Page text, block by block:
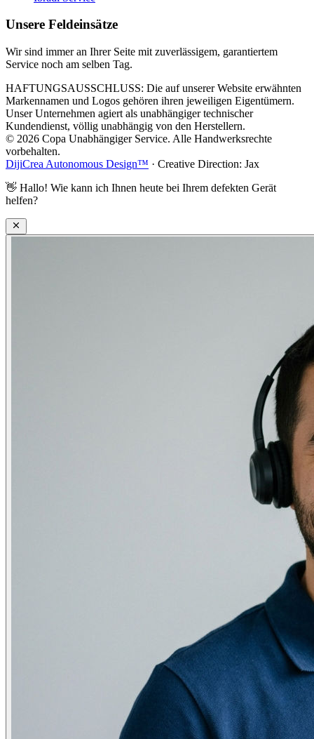
Unsere Feldeinsätze
Wir sind immer an Ihrer Seite mit zuverlässigem, garantiertem
Service noch am selben Tag.
HAFTUNGSAUSSCHLUSS: Die auf unserer Website erwähnten
Markennamen und Logos gehören ihren jeweiligen Eigentümern.
Unser Unternehmen agiert als unabhängiger technischer
Kundendienst, völlig unabhängig von den Herstellern.
© 2026 Copa Unabhängiger Service. Alle Handwerksrechte
vorbehalten.
DijiCrea Autonomous Design™ · Creative Direction: Jax
👋 Hallo! Wie kann ich Ihnen heute bei Ihrem defekten Gerät
helfen?